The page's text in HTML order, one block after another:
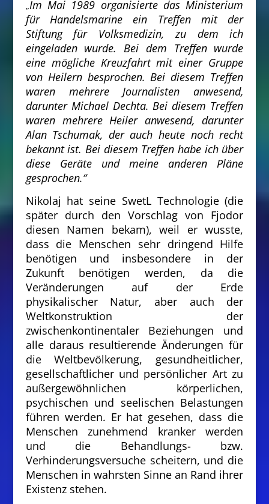
„Im Mai 1989 organisierte das Ministerium
für Handelsmarine ein Treffen mit der
Stiftung für Volksmedizin, zu dem ich
eingeladen wurde. Bei dem Treffen wurde
eine mögliche Kreuzfahrt mit einer Gruppe
von Heilern besprochen. Bei diesem Treffen
waren mehrere Journalisten anwesend,
darunter Michael Dechta. Bei diesem Treffen
waren mehrere Heiler anwesend, darunter
Alan Tschumak, der auch heute noch recht
bekannt ist. Bei diesem Treffen habe ich über
diese Geräte und meine anderen Pläne
gesprochen.“
Nikolaj hat seine SwetL Technologie (die
später durch den Vorschlag von Fjodor
diesen Namen bekam), weil er wusste,
dass die Menschen sehr dringend Hilfe
benötigen und insbesondere in der
Zukunft benötigen werden, da die
Veränderungen auf der Erde
physikalischer Natur, aber auch der
Weltkonstruktion der
zwischenkontinentaler Beziehungen und
alle daraus resultierende Änderungen für
die Weltbevölkerung, gesundheitlicher,
gesellschaftlicher und persönlicher Art zu
außergewöhnlichen körperlichen,
psychischen und seelischen Belastungen
führen werden. Er hat gesehen, dass die
Menschen zunehmend kranker werden
und die Behandlungs- bzw.
Verhinderungsversuche scheitern, und die
Menschen in wahrsten Sinne an Rand ihrer
Existenz stehen.